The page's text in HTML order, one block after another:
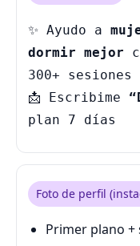
✨ Ayudo a
dormir mejor
300+ sesiones
📩 Escribime
plan 7 días
Foto de perfil
Primer plano +